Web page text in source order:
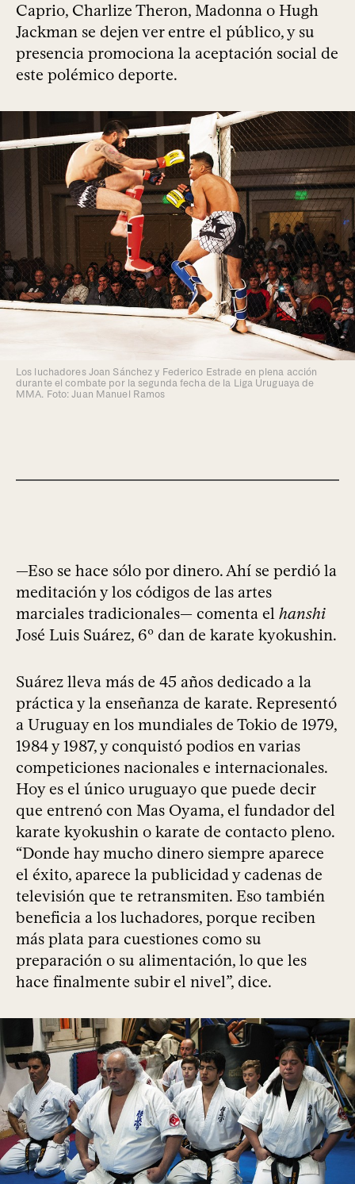
Caprio, Charlize Theron, Madonna o Hugh
Jackman se dejen ver entre el público, y su
presencia promociona la aceptación social de
este polémico deporte.
Los luchadores Joan Sánchez y Federico Estrade en plena acción
durante el combate por la segunda fecha de la Liga Uruguaya de
MMA. Foto: Juan Manuel Ramos
—Eso se hace sólo por dinero. Ahí se perdió la
meditación y los códigos de las artes
marciales tradicionales— comenta el hanshi
José Luis Suárez, 6º dan de karate kyokushin.
Suárez lleva más de 45 años dedicado a la
práctica y la enseñanza de karate. Representó
a Uruguay en los mundiales de Tokio de 1979,
1984 y 1987, y conquistó podios en varias
competiciones nacionales e internacionales.
Hoy es el único uruguayo que puede decir
que entrenó con Mas Oyama, el fundador del
karate kyokushin o karate de contacto pleno.
“Donde hay mucho dinero siempre aparece
el éxito, aparece la publicidad y cadenas de
televisión que te retransmiten. Eso también
beneficia a los luchadores, porque reciben
más plata para cuestiones como su
preparación o su alimentación, lo que les
hace finalmente subir el nivel”, dice.